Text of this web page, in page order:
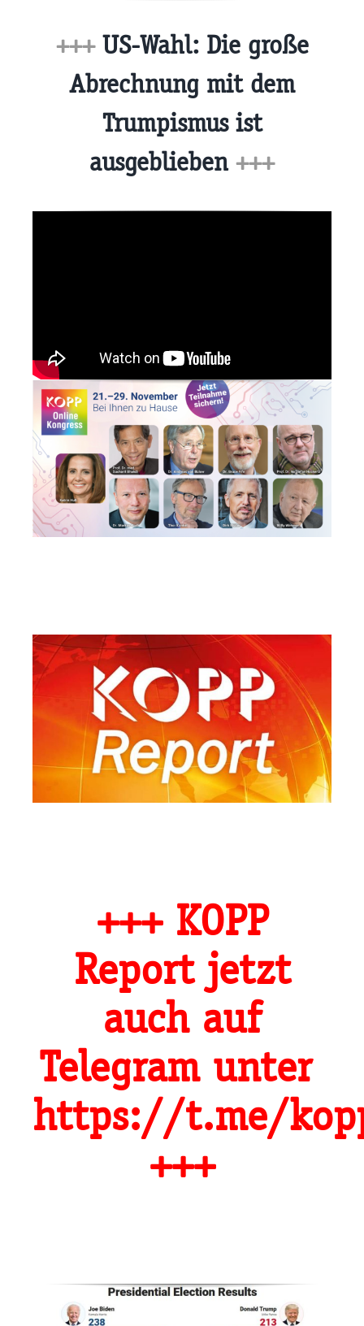
+++US-Wahl: Die große
Abrechnung mit dem
Trumpismus ist
ausgeblieben +++
+++KOPP
Report jetzt
auch auf
Telegram unter
https://t.me/
+++